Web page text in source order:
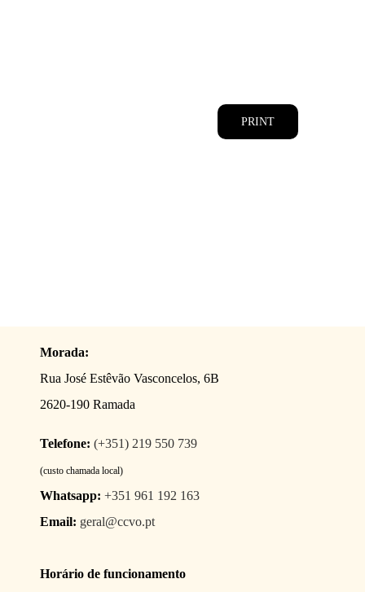
PRINT
Morada:
Rua José Estêvão Vasconcelos, 6B
2620-190 Ramada
Telefone: (+351) 219 550 739
(custo chamada local)
Whatsapp: +351 961 192 163
Email: geral@ccvo.pt
Horário de funcionamento